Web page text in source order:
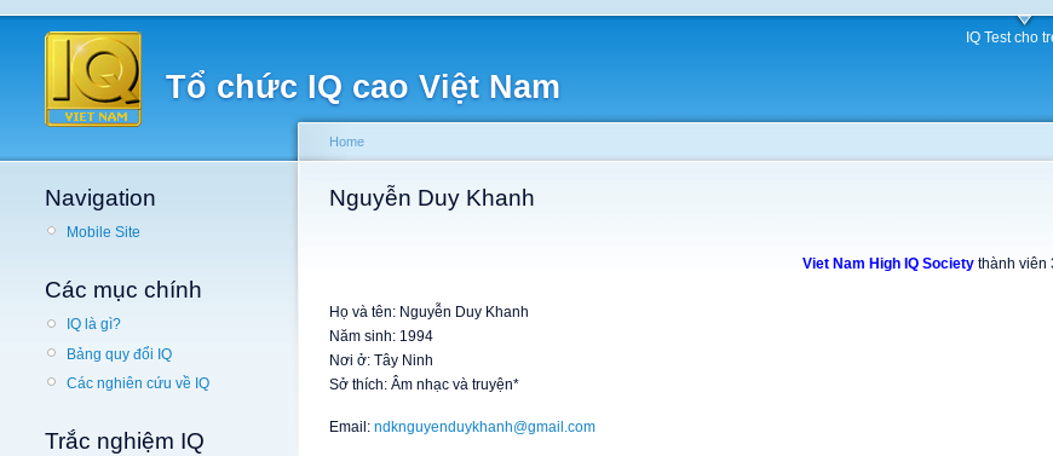
Tổ chức IQ cao Việt Nam
IQ Test cho
Navigation
Mobile Site
Các mục chính
IQ là gì?
Bảng quy đổi IQ
Các nghiên cứu về IQ
Trắc nghiệm IQ
Home
Nguyễn Duy Khanh
Viet Nam High IQ Societythành viên
Họ và tên: Nguyễn Duy Khanh
Năm sinh: 1994
Nơi ở: Tây Ninh
Sở thích: Âm nhạc và truyện*
Email: ndknguyenduykhanh@gmail.com